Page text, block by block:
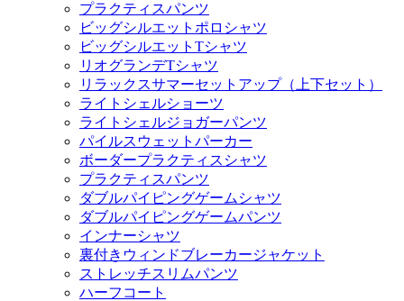
プラクティスパンツ
ビッグシルエットポロシャツ
ビッグシルエットTシャツ
リオグランデTシャツ
リラックスサマーセットアップ（上下セット）
ライトシェルショーツ
ライトシェルジョガーパンツ
パイルスウェットパーカー
ボーダープラクティスシャツ
プラクティスパンツ
ダブルパイピングゲームシャツ
ダブルパイピングゲームパンツ
インナーシャツ
裏付きウィンドブレーカージャケット
ストレッチスリムパンツ
ハーフコート